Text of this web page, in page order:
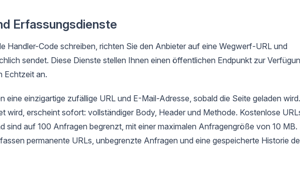
Erfassungsdienste
Handler-Code schreiben, richten Sie den Anbieter auf eine Wegwerf-URL und
sendet. Diese Dienste stellen Ihnen einen öffentlichen Endpunkt zur
Echtzeit an.
eine einzigartige zufällige URL und E-Mail-Adresse, sobald die Seite geladen wird.
wird, erscheint sofort: vollständiger Body, Header und Methode. Kostenlose
sind auf 100 Anfragen begrenzt, mit einer maximalen Anfragengröße von 10 MB.
permanente URLs, unbegrenzte Anfragen und eine gespeicherte Historie